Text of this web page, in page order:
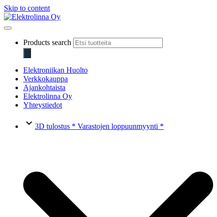
Skip to content
Products search
Elektroniikan Huolto
Verkkokauppa
Ajankohtaista
Elektrolinna Oy
Yhteystiedot
keyboard_arrow_down 3D tulostus * Varastojen loppuunmyynti *